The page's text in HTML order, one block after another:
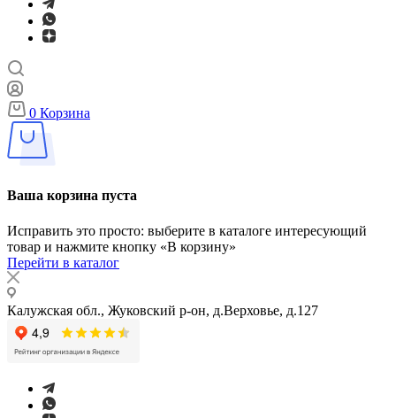
0 Корзина
Ваша корзина пуста
Исправить это просто: выберите в каталоге интересующий
товар и нажмите кнопку «В корзину»
Перейти в каталог
Калужская обл., Жуковский р-он, д.Верховье, д.127